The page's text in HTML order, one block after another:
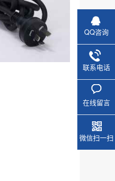
QQ咨询
联系电话
在线留言
微信扫一扫